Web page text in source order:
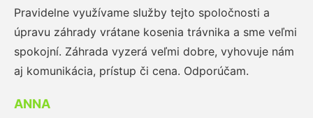
Pravidelne využívame služby tejto spoločnosti a
úpravu záhrady vrátane kosenia trávnika a sme veľmi
spokojní. Záhrada vyzerá veľmi dobre, vyhovuje nám
aj komunikácia, prístup či cena. Odporúčam.
ANNA